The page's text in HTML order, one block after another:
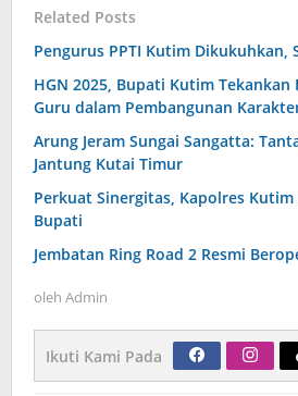
Related Posts
Pengurus PPTI Kutim Dikukuhkan,
HGN 2025, Bupati Kutim Tekankan
Guru dalam Pembangunan
Arung Jeram Sungai Sangatta:
Jantung Kutai Timur
Perkuat Sinergitas, Kapolres
Bupati
Jembatan Ring Road 2 Resmi
oleh Admin
Ikuti Kami Pada